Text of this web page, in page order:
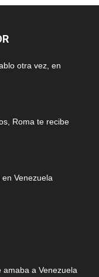
otra vez, en
Roma te recibe
Venezuela
amaba a Venezuela